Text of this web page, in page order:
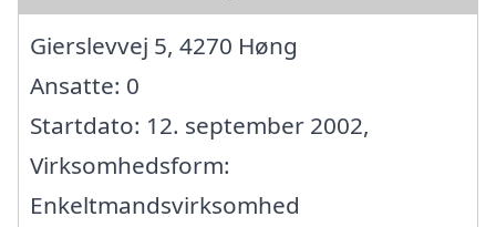
Gierslevvej 5, 4270 Høng
Ansatte: 0
Startdato: 12. september 2002,
Virksomhedsform:
Enkeltmandsvirksomhed